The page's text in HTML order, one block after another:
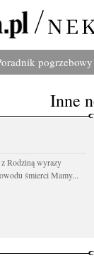
pogrzebowy
Inne
Rodziną wyrazy
śmierci Mamy...